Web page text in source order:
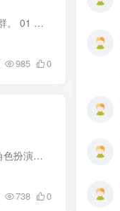
本期推荐十款近期更新的Steam游戏最新版，玩法和剧情都很不错，适合绝大多数人群。 01 凯恩遗产™ 灵魂吞噬者 1&2 重制版 《凯恩的遗产：噬魂者1＆2重置版》是一款第三人称动作冒险游戏，以...
985 0
《神界：原罪2》是一款由拉瑞安工作室制作的一款俯视角、高自由度、策略性高的角色扮演类游戏。如果你喜欢博德之门系列的话，它绝对是一款不可多得的佳作。 这款回合制策略类游戏，让你在神界中...
738 0